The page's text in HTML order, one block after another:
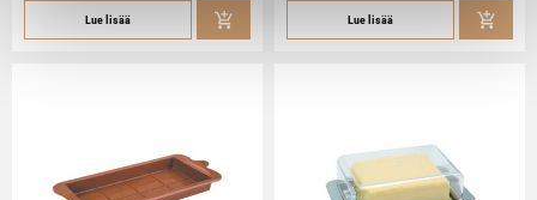
Lue lisää Lue lisää